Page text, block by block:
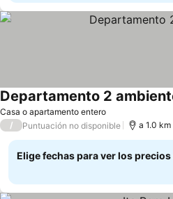
Casa o apartamento entero
Departamento 2
/ Puntuación no disponible a 1.0
Elige fechas para ver los